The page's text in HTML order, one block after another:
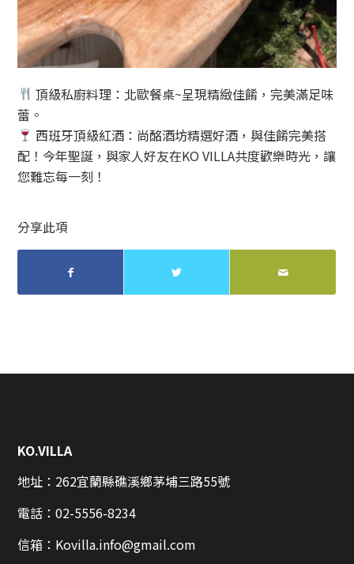
頂級私廚料理：北歐餐桌~呈現精緻佳餚，完美滿足味
蕾。
西班牙頂級紅酒：尚酩酒坊精選好酒，與佳餚完美搭
配！今年聖誕，與家人好友在KO VILLA共度歡樂時光，讓
您難忘每一刻！
分享此項
KO.VILLA
地址：262宜蘭縣礁溪鄉茅埔三路55號
電話：02-5556-8234
信箱： Kovilla.info@gmail.com